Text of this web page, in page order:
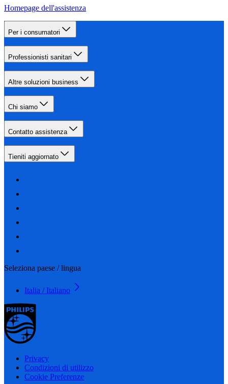
Homepage dell'assistenza
Per i consumatori
Professionisti sanitari
Altre soluzioni business
Chi siamo
Contatto assistenza
Tieniti aggiornato
Seleziona paese / lingua
Italia / Italiano
Privacy
Condizioni di utilizzo
Cookie Preferenze